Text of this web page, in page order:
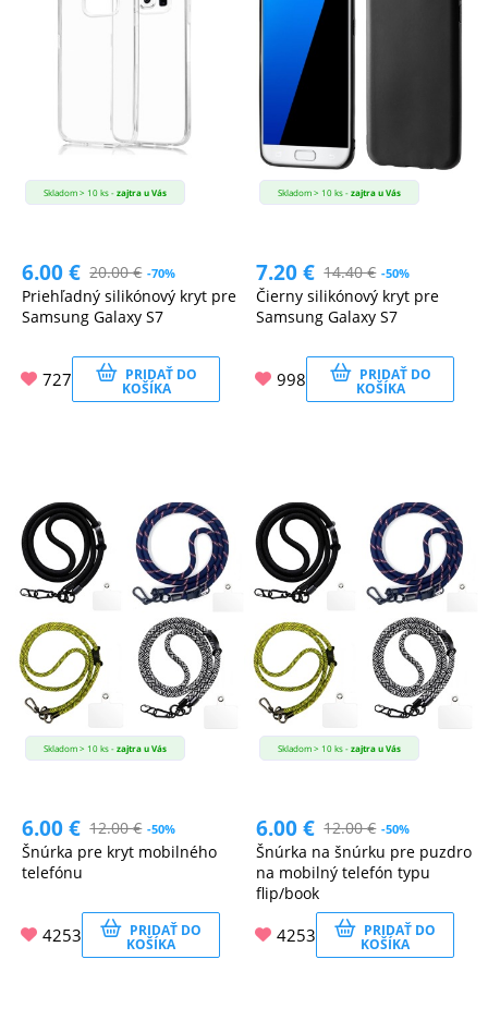
Skladom > 10 ks -zajtra u Vás
6.00€ 20.00€ -70%
Priehľadný silikónový kryt pre
Samsung Galaxy S7
727 PRIDAŤ DO
KOŠÍKA
Skladom > 10 ks -zajtra u Vás
7.20€ 14.40€ -50%
Čierny silikónový kryt pre
Samsung Galaxy S7
998 PRIDAŤ DO
KOŠÍKA
Skladom > 10 ks -zajtra u Vás
6.00€ 12.00€ -50%
Šnúrka pre kryt mobilného
telefónu
4253 PRIDAŤ DO
KOŠÍKA
Skladom > 10 ks -zajtra u Vás
6.00€ 12.00€ -50%
Šnúrka na šnúrku pre puzdro
na mobilný telefón typu
flip/book
4253 PRIDAŤ DO
KOŠÍKA